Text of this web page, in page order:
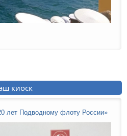
киоск
Подводному флоту России»